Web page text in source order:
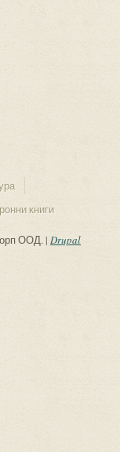
книги
ООД. | Drupal